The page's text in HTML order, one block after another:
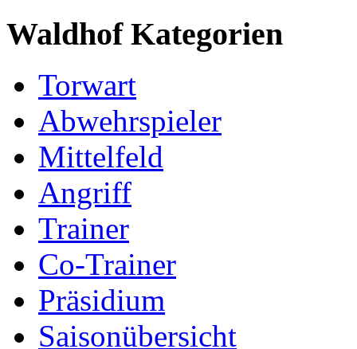
Waldhof Kategorien
Torwart
Abwehrspieler
Mittelfeld
Angriff
Trainer
Co-Trainer
Präsidium
Saisonübersicht